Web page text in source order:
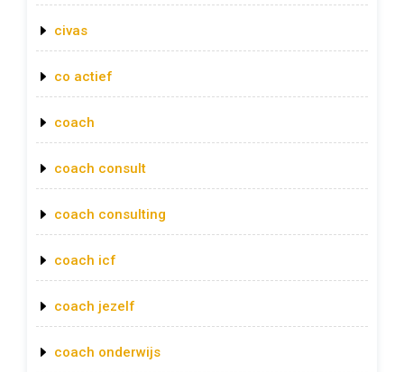
civas
co actief
coach
coach consult
coach consulting
coach icf
coach jezelf
coach onderwijs